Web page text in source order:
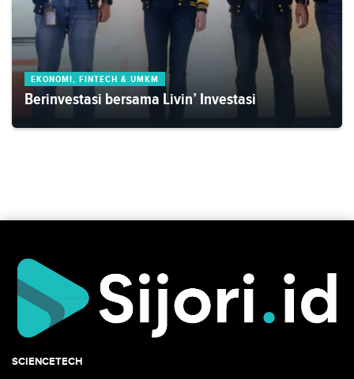
EKONOMI, FINTECH & UMKM
Berinvestasi bersama Livin’ Investasi
SCIENCETECH